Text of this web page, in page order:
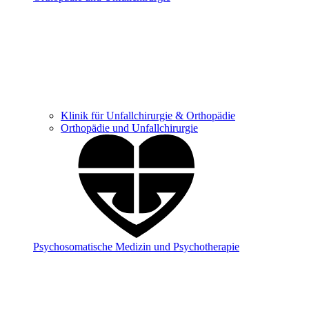
Klinik für Unfallchirurgie & Orthopädie
Orthopädie und Unfallchirurgie
Psychosomatische Medizin und Psychotherapie